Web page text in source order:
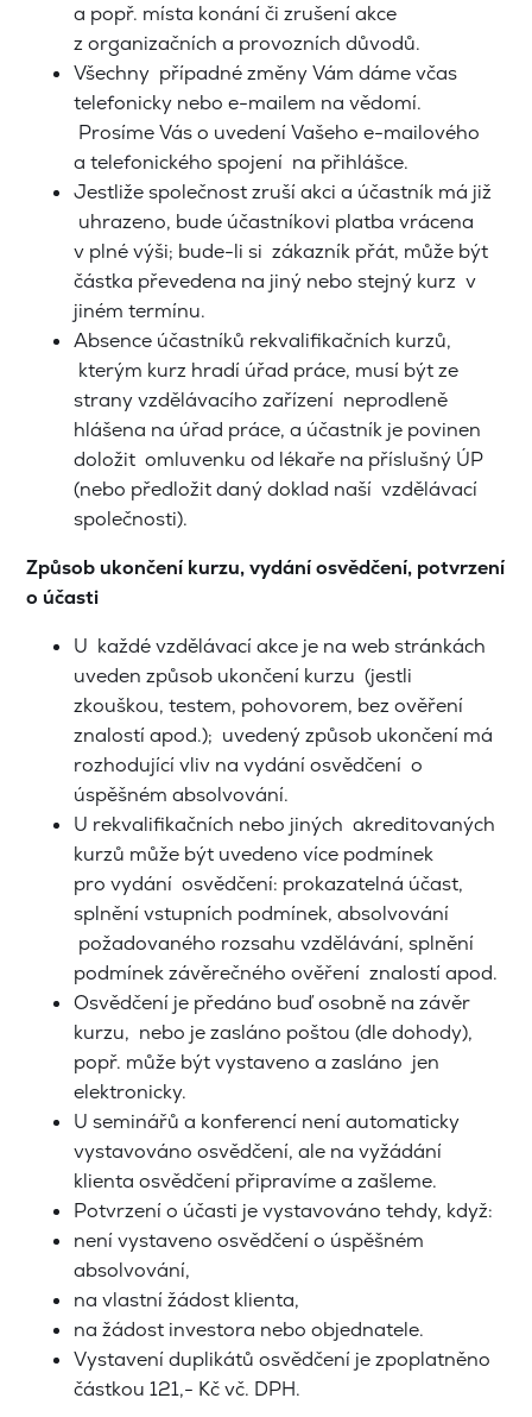
a popř. místa konání či zrušení akce
z organizačních a provozních důvodů.
Všechny případné změny Vám dáme včas
telefonicky nebo e-mailem na vědomí.
Prosíme Vás o uvedení Vašeho e-mailového
a telefonického spojení na přihlášce.
Jestliže společnost zruší akci a účastník má již
uhrazeno, bude účastníkovi platba vrácena
v plné výši; bude-li si zákazník přát, může být
částka převedena na jiný nebo stejný kurz v
jiném termínu.
Absence účastníků rekvalifikačních kurzů,
kterým kurz hradí úřad práce, musí být ze
strany vzdělávacího zařízení neprodleně
hlášena na úřad práce, a účastník je povinen
doložit omluvenku od lékaře na příslušný ÚP
(nebo předložit daný doklad naší vzdělávací
společnosti).
Způsob ukončení kurzu,vydáníosvědčení, potvrzení
o účasti
U každé vzdělávací akce je na web stránkách
uveden způsob ukončení kurzu (jestli
zkouškou, testem, pohovorem, bez ověření
znalostí apod.); uvedený způsob ukončení má
rozhodující vliv na vydání osvědčení o
úspěšném absolvování.
U rekvalifikačních nebo jiných akreditovaných
kurzů může být uvedeno více podmínek
pro vydání osvědčení: prokazatelná účast,
splnění vstupních podmínek, absolvování
požadovaného rozsahu vzdělávání, splnění
podmínek závěrečného ověření znalostí apod.
Osvědčení je předáno buď osobně na závěr
kurzu, nebo je zasláno poštou (dle dohody),
popř. může být vystaveno a zasláno jen
elektronicky.
U seminářů a konferencí není automaticky
vystavováno osvědčení, ale na vyžádání
klienta osvědčení připravíme a zašleme.
Potvrzení o účasti je vystavováno tehdy, když:
není vystaveno osvědčení o úspěšném
absolvování,
na vlastní žádost klienta,
na žádost investora nebo objednatele.
Vystavení duplikátů osvědčení je zpoplatněno
částkou 121,- Kč vč. DPH.